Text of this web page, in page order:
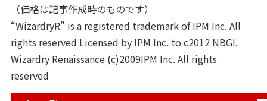
（価格は記事作成時のものです）
“WizardryR” is a registered trademark of IPM Inc. All
rights reserved Licensed by IPM Inc. to c2012 NBGI.
Wizardry Renaissance (c)2009IPM Inc. All rights
reserved